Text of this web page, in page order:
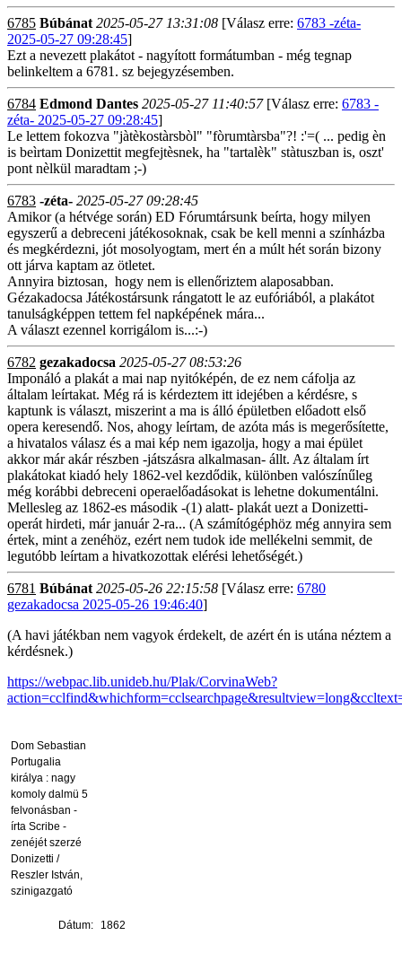
6785 Búbánat 2025-05-27 13:31:08 [Válasz erre: 6783 -zéta-
2025-05-27 09:28:45]
Ezt a nevezett plakátot - nagyított formátumban - még tegnap
belinkeltem a 6781. sz bejegyzésemben.
6784 Edmond Dantes 2025-05-27 11:40:57[Válasz erre: 6783 -
zéta- 2025-05-27 09:28:45]
Le lettem fokozva "jàtèkostàrsbòl" "fòrumtàrsba"?! :'=( ... pedig èn
is beìrtam Donizettit megfejtèsnek, ha "tartalèk" stàtuszban is, oszt'
pont nèlkül maradtam ;-)
6783 -zéta- 2025-05-27 09:28:45
Amikor (a hétvége során) ED Fórumtársunk beírta, hogy milyen
egyszerű a debreceni játékosoknak, csak be kell menni a színházba
és megkérdezni, jót mosolyogtam, mert én a múlt hét során bizony
ott járva kaptam az ötletet.
Annyira biztosan, hogy nem is ellenőriztem alaposabban.
Gézakadocsa Játékostársunk rángatott le az eufóriából, a plakátot
tanulságképpen tettem fel napképének mára...
A választ ezennel korrigálom is...:-)
6782 gezakadocsa 2025-05-27 08:53:26
Imponáló a plakát a mai nap nyitóképén, de ez nem cáfolja az
általam leírtakat. Még rá is kérdeztem itt idejében a kérdésre, s
kaptunk is választ, miszerint a ma is álló épületben előadott első
opera keresendő. Nos, ahogy leírtam, de azóta más is megerősítette,
a hivatalos válasz és a mai kép nem igazolja, hogy a mai épület
akkor már akár részben -játszásra alkalmasan- állt. Az általam írt
plakátokat kiadó hely 1862-vel kezdődik, különben valószínűleg
még korábbi debreceni operaelőadásokat is lehetne dokumentálni.
Mellesleg az 1862-es második -(1) alatt- plakát uezt a Donizetti-
operát hirdeti, már január 2-ra... (A számítógéphöz még annyira sem
értek, mint a zenéhöz, ezért nem tudok ide mellékelni semmit, de
legutóbb leírtam a hivatkozottak elérési lehetőségét.)
6781 Búbánat 2025-05-26 22:15:58 [Válasz erre: 6780
gezakadocsa 2025-05-26 19:46:40]
(A havi játékban nem vagyok érdekelt, de azért én is utána néztem a
kérdésnek.)
https://webpac.lib.unideb.hu/Plak/CorvinaWeb?
Dom Sebastian
Portugalia
királya : nagy
komoly dalmü 5
felvonásban -
írta Scribe -
zenéjét szerzé
Donizetti /
Reszler István,
szinigazgató
Dátum: 1862